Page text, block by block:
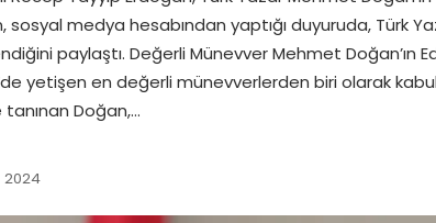
sosyal medya hesabından yaptığı duyuruda, Türk
paylaştı. Değerli Münevver Mehmet Doğan’ın
yetişen en değerli münevverlerden biri olarak
tanınan Doğan,…
2024